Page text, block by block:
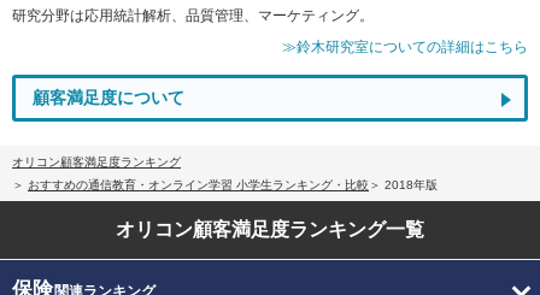
研究分野は応用統計解析、品質管理、マーケティング。
≫鈴木研究室についての詳細はこちら
顧客満足度について
オリコン顧客満足度ランキング
おすすめの通信教育・オンライン学習 小学生ランキング・比較
2018年版
オリコン顧客満足度ランキング一覧
保険